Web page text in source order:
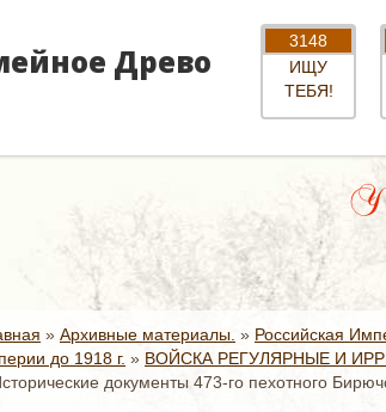
Древо
3148
ИЩУ
ТЕБЯ!
У
» Архивные материалы. » Российская
до 1918 г. » ВОЙСКА РЕГУЛЯРНЫЕ И
документы 473-го пехотного